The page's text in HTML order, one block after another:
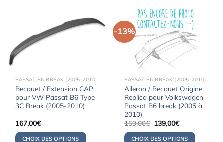
PASSAT B6 BREAK (2005-2010)
Becquet / Extension CAP
pour VW Passat B6 Type
3C Break (2005-2010)
167,00€
CHOIX DES OPTIONS
-13%
PASSAT B6 BREAK (2005-2010)
Aileron / Becquet Origine
Replica pour Volkswagen
Passat B6 break (2005 à
2010)
159,00€ Le
initial
139,00€Le
actuel
CHOIX DES OPTIONS